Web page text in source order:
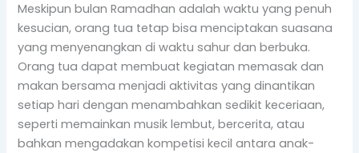
Meskipun bulan Ramadhan adalah waktu yang penuh
kesucian, orang tua tetap bisa menciptakan suasana
yang menyenangkan di waktu sahur dan berbuka.
Orang tua dapat membuat kegiatan memasak dan
makan bersama menjadi aktivitas yang dinantikan
setiap hari dengan menambahkan sedikit keceriaan,
seperti memainkan musik lembut, bercerita, atau
bahkan mengadakan kompetisi kecil antara anak-